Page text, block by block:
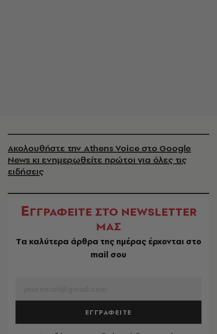
Ακολουθήστε την Athens Voice στο Google
News κι ενημερωθείτε πρώτοι για όλες τις
ειδήσεις
ΕΓΓΡΑΦΕΙΤΕ ΣΤΟ NEWSLETTER
ΜΑΣ
Tα καλύτερα άρθρα της ημέρας έρχονται στο
mail σου
ΕΓΓΡΑΦΕΙΤΕ